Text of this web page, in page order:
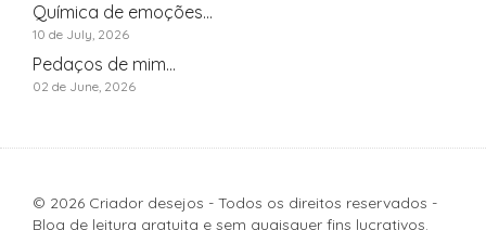
Química de emoções...
10 de July, 2026
Pedaços de mim...
02 de June, 2026
© 2026 Criador desejos - Todos os direitos reservados -
Blog de leitura gratuita e sem quaisquer fins lucrativos.